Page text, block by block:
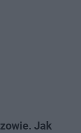
Jak